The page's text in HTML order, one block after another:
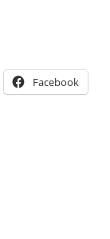
Facebook